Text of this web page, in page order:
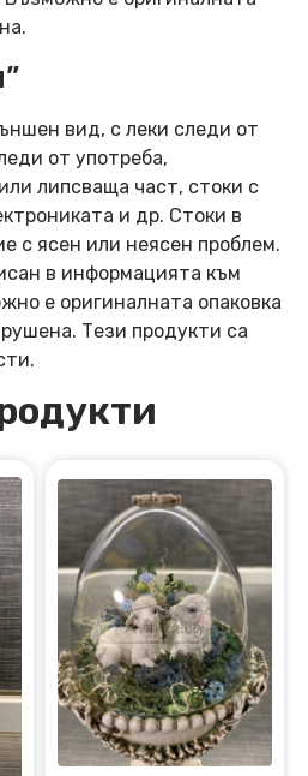
вид, с леки следи от
от употреба,
липсваща част, стоки с
и др. Стоки в
с ясен или неясен проблем.
в информацията към
е оригиналната опаковка
Тези продукти са